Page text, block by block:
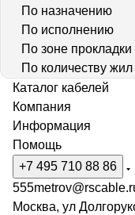
По назначению
По исполнению
По зоне прокладки
По количеству жил
Каталог кабелей
Компания
Информация
Помощь
+7 495 710 88 86
Москва, ул